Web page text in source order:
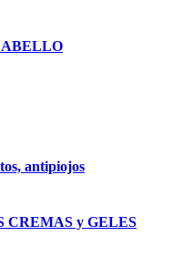
antipiojos
CREMAS y GELES